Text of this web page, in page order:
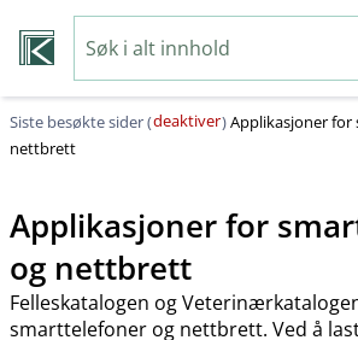
Siste besøkte sider (deaktiver)Applikasjoner
nettbrett
Applikasjoner for
og nettbrett
Felleskatalogen og
smarttelefoner og nettbrett. Ved å